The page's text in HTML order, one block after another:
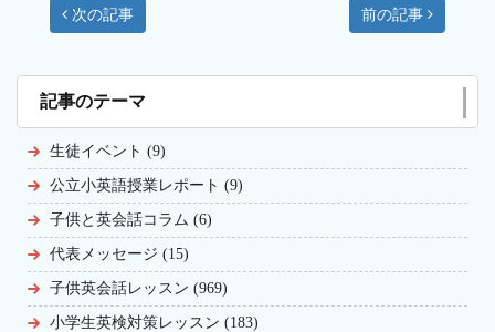
次の記事 前の記事
記事のテーマ
生徒イベント (9)
公立小英語授業レポート (9)
子供と英会話コラム (6)
代表メッセージ (15)
子供英会話レッスン (969)
小学生英検対策レッスン (183)